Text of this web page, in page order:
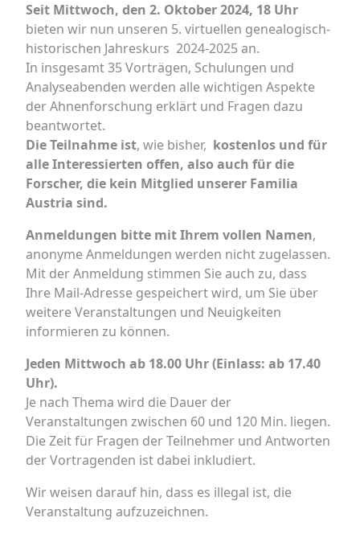
Seit Mittwoch, den 2. Oktober 2024, 18 Uhr
bieten wir nun unseren 5. virtuellen genealogisch-
historischen Jahreskurs 2024-2025 an.
In insgesamt 35 Vorträgen, Schulungen und
Analyseabenden werden alle wichtigen Aspekte
der Ahnenforschung erklärt und Fragen dazu
beantwortet.
Die Teilnahme ist, wie bisher, kostenlos und für
alle Interessierten offen, also auch für die
Forscher, die kein Mitglied unserer Familia
Austria sind.
Anmeldungen bitte mit Ihrem vollen Namen,
anonyme Anmeldungen werden nicht zugelassen.
Mit der Anmeldung stimmen Sie auch zu, dass
Ihre Mail-Adresse gespeichert wird, um Sie über
weitere Veranstaltungen und Neuigkeiten
informieren zu können.
Jeden Mittwoch ab 18.00 Uhr (Einlass: ab 17.40
Uhr).
Je nach Thema wird die Dauer der
Veranstaltungen zwischen 60 und 120 Min. liegen.
Die Zeit für Fragen der Teilnehmer und Antworten
der Vortragenden ist dabei inkludiert.
Wir weisen darauf hin, dass es illegal ist, die
Veranstaltung aufzuzeichnen.